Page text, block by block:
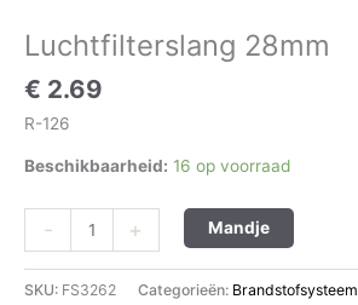
Luchtfilterslang 28mm
€ 2.69
R-126
Beschikbaarheid: 16 op voorraad
- + Mandje
SKU: FS3262 Categorieën: Brandstofsysteem